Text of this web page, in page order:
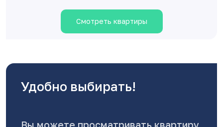
Смотреть квартиры
Удобно выбирать!